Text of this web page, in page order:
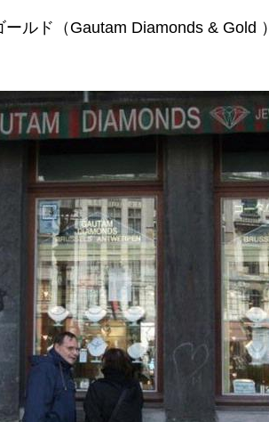
ルド（Gautam Diamonds & Gold ）